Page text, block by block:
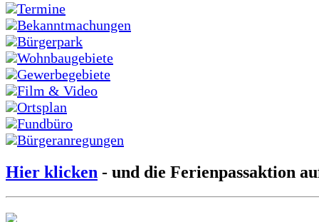
Termine
Bekanntmachungen
Bürgerpark
Wohnbaugebiete
Gewerbegebiete
Film & Video
Ortsplan
Fundbüro
Bürgeranregungen
Hier klicken - und die Ferienpassaktion